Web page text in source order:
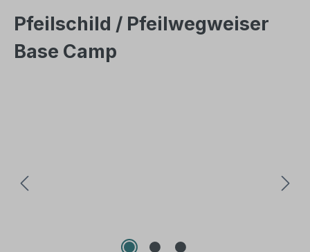
Pfeilschild / Pfeilwegweiser
Base Camp